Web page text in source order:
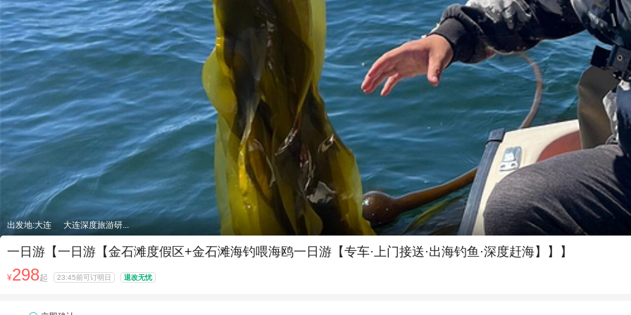
出发地:大连 大连深度旅游研...
一日游【一日游【金石滩度假区+金石滩海钓喂海鸥一日游【专车·上门接送·出海钓鱼·深度赶海】】】
¥298起 23:45前可订明日 退改无忧